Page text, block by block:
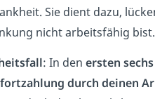
Sie dient dazu,
nicht arbeitsfähig bist.
: In den ersten
durch deinen